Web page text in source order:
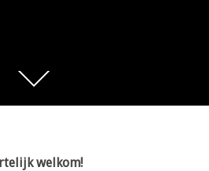
Scroll
omlaag
welkom!